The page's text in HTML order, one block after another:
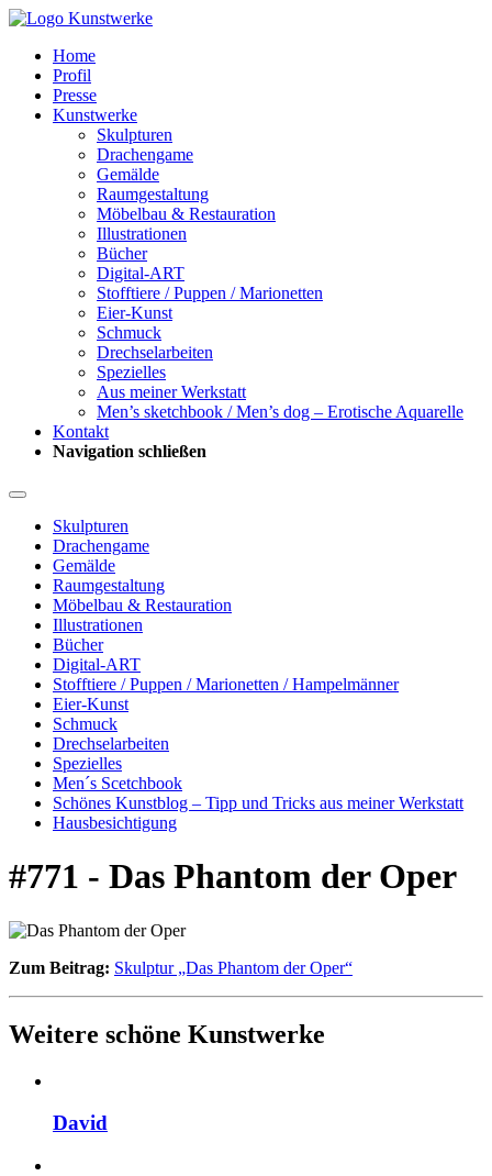
Home
Profil
Presse
Kunstwerke
Skulpturen
Drachengame
Gemälde
Raumgestaltung
Möbelbau & Restauration
Illustrationen
Bücher
Digital-ART
Stofftiere / Puppen / Marionetten
Eier-Kunst
Schmuck
Drechselarbeiten
Spezielles
Aus meiner Werkstatt
Men’s sketchbook / Men’s dog – Erotische Aquarelle
Kontakt
Navigation schließen
Skulpturen
Drachengame
Gemälde
Raumgestaltung
Möbelbau & Restauration
Illustrationen
Bücher
Digital-ART
Stofftiere / Puppen / Marionetten / Hampelmänner
Eier-Kunst
Schmuck
Drechselarbeiten
Spezielles
Men´s Scetchbook
Schönes Kunstblog – Tipp und Tricks aus meiner Werkstatt
Hausbesichtigung
#771 - Das Phantom der Oper
Zum Beitrag: Skulptur „Das Phantom der Oper“
Weitere schöne Kunstwerke
David